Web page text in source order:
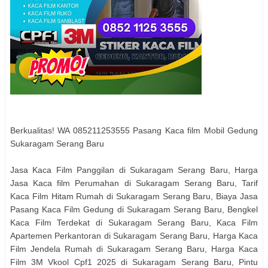
Berkualitas! WA 085211253555 Pasang Kaca film Mobil Gedung
Sukaragam Serang Baru
Jasa Kaca Film Panggilan di Sukaragam Serang Baru, Harga
Jasa Kaca film Perumahan di Sukaragam Serang Baru, Tarif
Kaca Film Hitam Rumah di Sukaragam Serang Baru, Biaya Jasa
Pasang Kaca Film Gedung di Sukaragam Serang Baru, Bengkel
Kaca Film Terdekat di Sukaragam Serang Baru, Kaca Film
Apartemen Perkantoran di Sukaragam Serang Baru, Harga Kaca
Film Jendela Rumah di Sukaragam Serang Baru, Harga Kaca
Film 3M Vkool Cpf1 2025 di Sukaragam Serang Baru, Pintu